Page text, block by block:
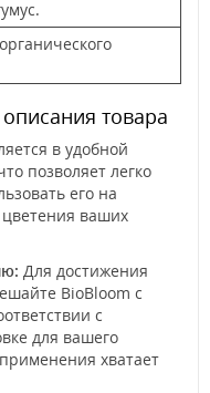
товара
в удобной
позволяет легко
его на
ваших
Для достижения
BioBloom с
с
для вашего
хватает